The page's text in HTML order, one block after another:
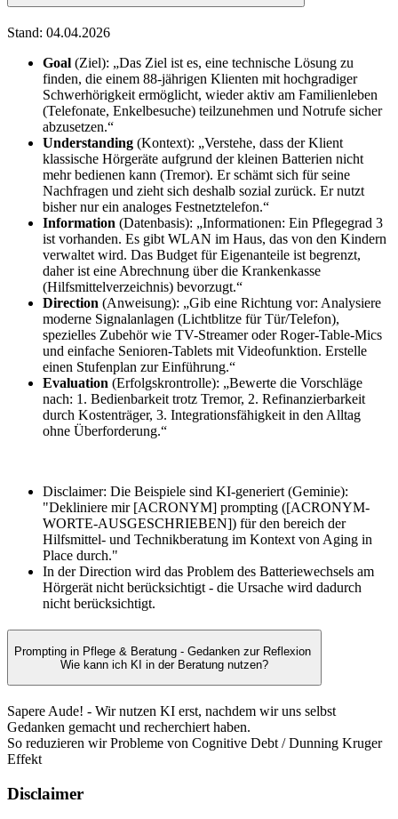
Stand: 04.04.2026
Goal (Ziel): „Das Ziel ist es, eine technische Lösung zu
finden, die einem 88-jährigen Klienten mit hochgradiger
Schwerhörigkeit ermöglicht, wieder aktiv am Familienleben
(Telefonate, Enkelbesuche) teilzunehmen und Notrufe sicher
abzusetzen.“
Understanding (Kontext): „Verstehe, dass der Klient
klassische Hörgeräte aufgrund der kleinen Batterien nicht
mehr bedienen kann (Tremor). Er schämt sich für seine
Nachfragen und zieht sich deshalb sozial zurück. Er nutzt
bisher nur ein analoges Festnetztelefon.“
Information (Datenbasis): „Informationen: Ein Pflegegrad 3
ist vorhanden. Es gibt WLAN im Haus, das von den Kindern
verwaltet wird. Das Budget für Eigenanteile ist begrenzt,
daher ist eine Abrechnung über die Krankenkasse
(Hilfsmittelverzeichnis) bevorzugt.“
Direction (Anweisung): „Gib eine Richtung vor: Analysiere
moderne Signalanlagen (Lichtblitze für Tür/Telefon),
spezielles Zubehör wie TV-Streamer oder Roger-Table-Mics
und einfache Senioren-Tablets mit Videofunktion. Erstelle
einen Stufenplan zur Einführung.“
Evaluation (Erfolgskrontrolle): „Bewerte die Vorschläge
nach: 1. Bedienbarkeit trotz Tremor, 2. Refinanzierbarkeit
durch Kostenträger, 3. Integrationsfähigkeit in den Alltag
ohne Überforderung.“
Disclaimer: Die Beispiele sind KI-generiert (Geminie):
"Dekliniere mir [ACRONYM] prompting ([ACRONYM-
WORTE-AUSGESCHRIEBEN]) für den bereich der
Hilfsmittel- und Technikberatung im Kontext von Aging in
Place durch."
In der Direction wird das Problem des Batteriewechsels am
Hörgerät nicht berücksichtigt - die Ursache wird dadurch
nicht berücksichtigt.
Prompting in Pflege & Beratung - Gedanken zur Reflexion
Wie kann ich KI in der Beratung nutzen?
Sapere Aude! - Wir nutzen KI erst, nachdem wir uns selbst
Gedanken gemacht und recherchiert haben.
So reduzieren wir Probleme von Cognitive Debt / Dunning Kruger
Effekt
Disclaimer